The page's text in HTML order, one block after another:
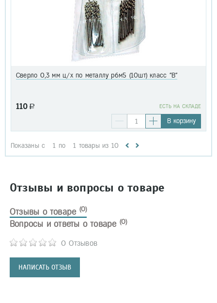
Сверло 0,3 мм ц/х по металлу р6м5 (10шт) класс "В"
110 a EСТЬ НА СКЛАДЕ
В корзину
Показаны с 1 по 1 товары из 10
Отзывы и вопросы о товаре
Отзывы о товаре (0)
0 Отзывов
НАПИСАТЬ ОТЗЫВ
Вопросы и ответы о товаре (0)